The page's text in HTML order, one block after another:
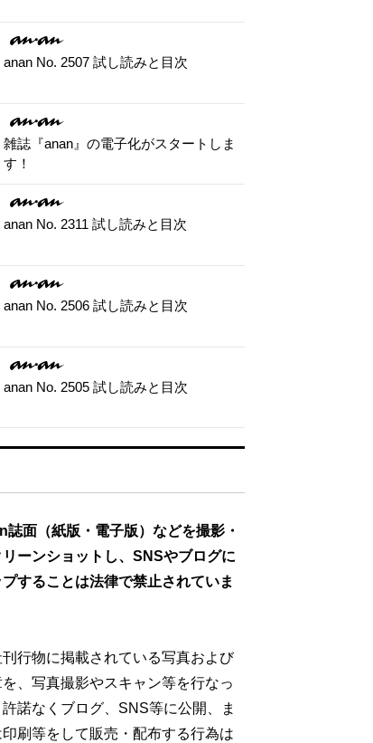
anan No. 2507 試し読みと目次
雑誌『anan』の電子化がスタートしま
す！
anan No. 2311 試し読みと目次
anan No. 2506 試し読みと目次
anan No. 2505 試し読みと目次
誌面（紙版・電子版）などを撮影・
リーンショットし、SNSやブログに
プすることは法律で禁止されていま
行物に掲載されている写真および
、写真撮影やスキャン等を行なっ
諾なくブログ、SNS等に公開、ま
印刷等をして販売・配布する行為は